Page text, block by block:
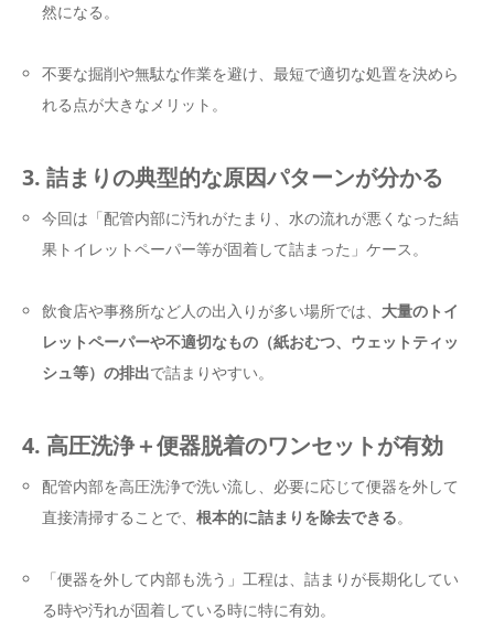
然になる。
不要な掘削や無駄な作業を避け、最短で適切な処置を決めら
れる点が大きなメリット。
3. 詰まりの典型的な原因パターンが分かる
今回は「配管内部に汚れがたまり、水の流れが悪くなった結
果トイレットペーパー等が固着して詰まった」ケース。
飲食店や事務所など人の出入りが多い場所では、 大量のトイ
レットペーパーや不適切なもの（紙おむつ、ウェットティッ
シュ等）の排出で詰まりやすい。
4. 高圧洗浄＋便器脱着のワンセットが有効
配管内部を高圧洗浄で洗い流し、必要に応じて便器を外して
直接清掃することで、根本的に詰まりを除去できる。
「便器を外して内部も洗う」工程は、詰まりが長期化してい
る時や汚れが固着している時に特に有効。